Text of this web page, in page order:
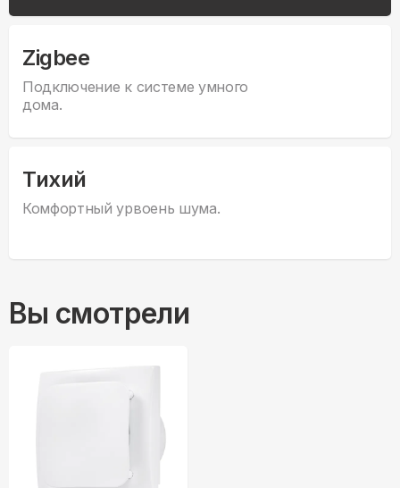
Zigbee
Подключение к системе умного
дома.
Тихий
Комфортный урвоень шума.
Вы смотрели